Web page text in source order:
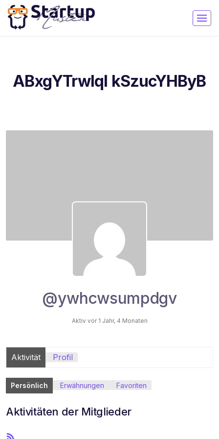
ABxgYTrwIql kSzucYHByB
@ywhcwsumpdgv
Aktiv vor 1 Jahr, 4 Monaten
Aktivität Profil
Persönlich Erwähnungen Favoriten
Aktivitäten der Mitglieder